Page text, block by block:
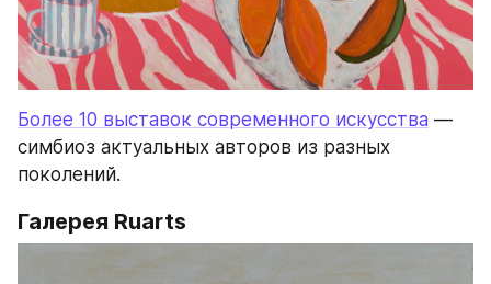
Более 10 выставок современного искусства —
симбиоз актуальных авторов из разных
поколений.
Галерея Ruarts